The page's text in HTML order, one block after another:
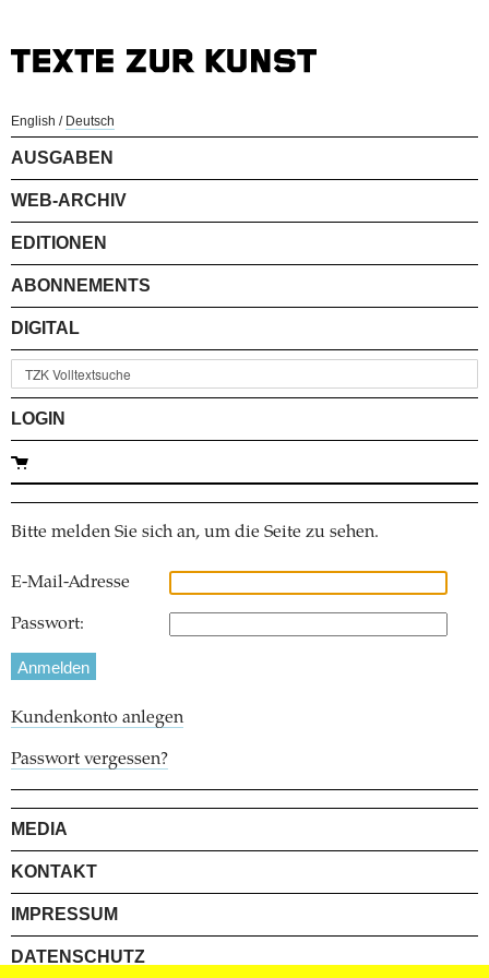
English / Deutsch
AUSGABEN
WEB-ARCHIV
EDITIONEN
ABONNEMENTS
DIGITAL
LOGIN
Bitte melden Sie sich an, um die Seite zu sehen.
E-Mail-Adresse
Passwort:
Kundenkonto anlegen
Passwort vergessen?
MEDIA
KONTAKT
IMPRESSUM
DATENSCHUTZ